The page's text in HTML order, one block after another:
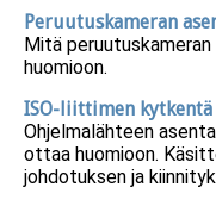
Peruutuskameran
Mitä
huomioon.
ISO-liittimen kytkentä
Ohjelmalähteen
ottaa huomioon.
johdotuksen ja